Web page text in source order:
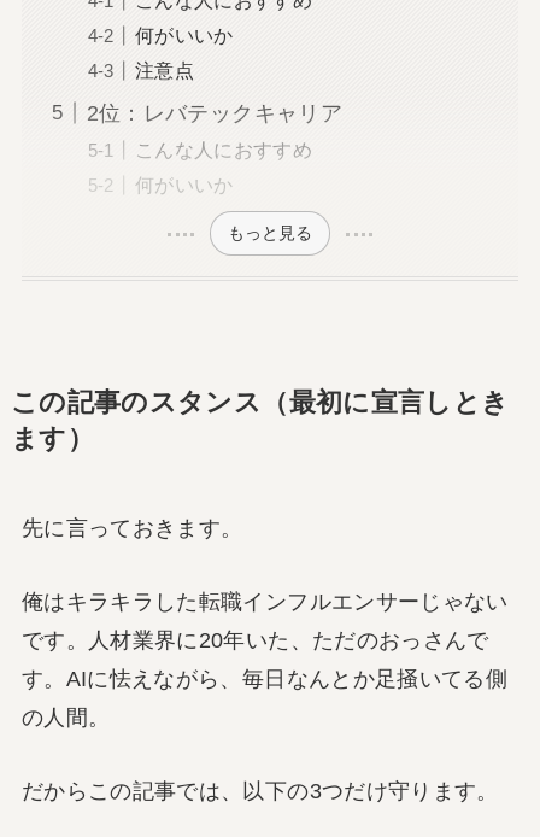
何がいいか
注意点
2位：レバテックキャリア
こんな人におすすめ
何がいいか
もっと見る
この記事のスタンス（最初に宣言しとき
ます）
先に言っておきます。
俺はキラキラした転職インフルエンサーじゃない
です。人材業界に20年いた、ただのおっさんで
す。AIに怯えながら、毎日なんとか足掻いてる側
の人間。
だからこの記事では、以下の3つだけ守ります。